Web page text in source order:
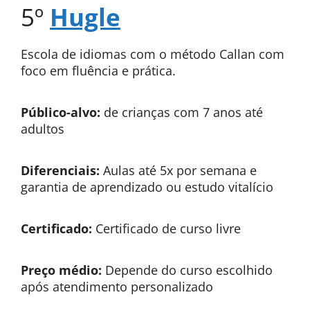
5º Hugle
Escola de idiomas com o método Callan com
foco em fluência e prática.
Público-alvo: de crianças com 7 anos até
adultos
Diferenciais: Aulas até 5x por semana e
garantia de aprendizado ou estudo vitalício
Certificado: Certificado de curso livre
Preço médio: Depende do curso escolhido
após atendimento personalizado